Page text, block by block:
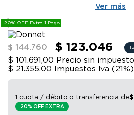
Ver más
-20% OFF Extra 1 Pago
$ 144.760 $ 123.046
$ 101.691,00 Precio sin
$ 21.355,00
Impuestos Iva (21%)
1 cuota / débito o transferencia de$
20% OFF EXTRA
9.
sommier
10. smart tv